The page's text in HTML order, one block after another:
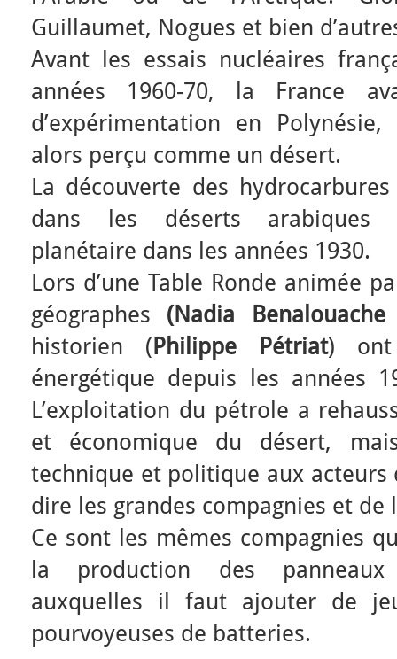
Guillaumet, Nogues et bien
Avant les essais nucléaires
années 1960-70, la France
d’expérimentation en
alors perçu comme un désert.
La découverte des
dans les déserts arabiques
planétaire dans les années 1930.
Lors d’une Table Ronde animée
géographes (Nadia
historien ( Philippe Pétriat) ont
énergétique depuis les années
L’exploitation du pétrole a
et économique du désert,
technique et politique aux acteurs
dire les grandes compagnies et de
Ce sont les mêmes compagnies
la production des panneaux
auxquelles il faut ajouter de
pourvoyeuses de batteries.